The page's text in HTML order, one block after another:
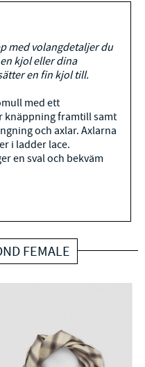
med volangdetaljer du
kjol eller dina
en fin kjol till.
med ett
knäppning framtill samt
och axlar. Axlarna
i ladder lace.
en sval och bekväm
FEMALE